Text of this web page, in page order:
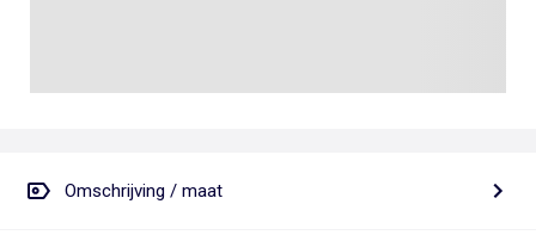
Omschrijving / maat